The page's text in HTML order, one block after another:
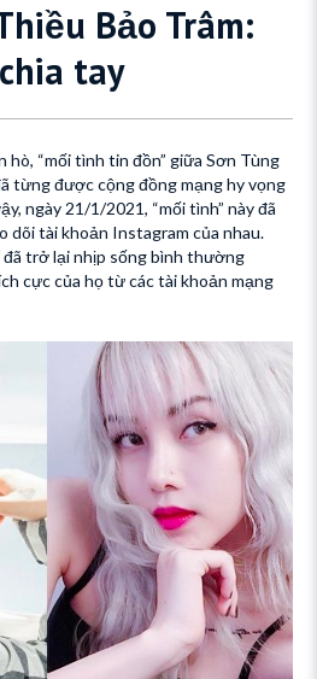
Bảo Trâm:
tay
“mối tình tin đồn” giữa Sơn Tùng
từng được cộng đồng mạng hy vọng
ngày 21/1/2021, “mối tình” này đã
dõi tài khoản Instagram của nhau.
đã trở lại nhịp sống bình thường
cực của họ từ các tài khoản mạng